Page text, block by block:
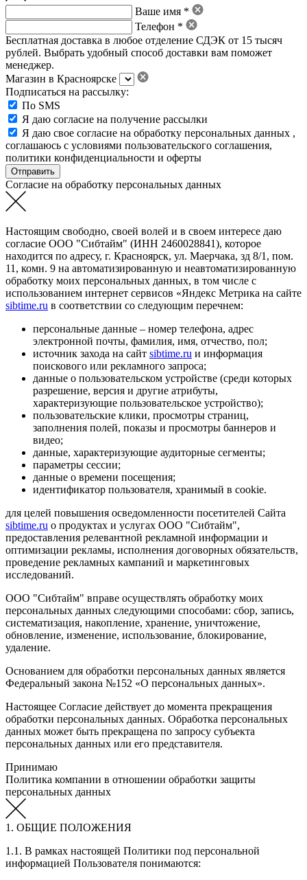
Ваше имя *
Телефон *
Бесплатная доставка в любое отделение СДЭК от 15 тысяч
рублей. Выбрать удобный способ доставки вам поможет
менеджер.
Магазин в Красноярске
Подписаться на рассылку:
По SMS
Я даю согласие на получение рассылки
Я даю свое согласие на обработку персональных данных ,
соглашаюсь с условиями пользовательского соглашения,
политики конфиденциальности и оферты
Согласие на обработку персональных данных
Настоящим свободно, своей волей и в своем интересе даю
согласие ООО "Сибтайм" (ИНН 2460028841), которое
находится по адресу, г. Красноярск, ул. Маерчака, зд 8/1, пом.
11, комн. 9 на автоматизированную и неавтоматизированную
обработку моих персональных данных, в том числе с
использованием интернет сервисов «Яндекс Метрика на сайте
sibtime.ru в соответствии со следующим перечнем:
персональные данные – номер телефона, адрес
электронной почты, фамилия, имя, отчество, пол;
источник захода на сайт sibtime.ru и информация
поискового или рекламного запроса;
данные о пользовательском устройстве (среди которых
разрешение, версия и другие атрибуты,
характеризующие пользовательское устройство);
пользовательские клики, просмотры страниц,
заполнения полей, показы и просмотры баннеров и
видео;
данные, характеризующие аудиторные сегменты;
параметры сессии;
данные о времени посещения;
идентификатор пользователя, хранимый в cookie.
для целей повышения осведомленности посетителей Сайта
sibtime.ru о продуктах и услугах ООО "Сибтайм",
предоставления релевантной рекламной информации и
оптимизации рекламы, исполнения договорных обязательств,
проведение рекламных кампаний и маркетинговых
исследований.
ООО "Сибтайм" вправе осуществлять обработку моих
персональных данных следующими способами: сбор, запись,
систематизация, накопление, хранение, уничтожение,
обновление, изменение, использование, блокирование,
удаление.
Основанием для обработки персональных данных является
Федеральный закона №152 «О персональных данных».
Настоящее Согласие действует до момента прекращения
обработки персональных данных. Обработка персональных
данных может быть прекращена по запросу субъекта
персональных данных или его представителя.
Принимаю
Политика компании в отношении обработки защиты
персональных данных
1. ОБЩИЕ ПОЛОЖЕНИЯ
1.1. В рамках настоящей Политики под персональной
информацией Пользователя понимаются: